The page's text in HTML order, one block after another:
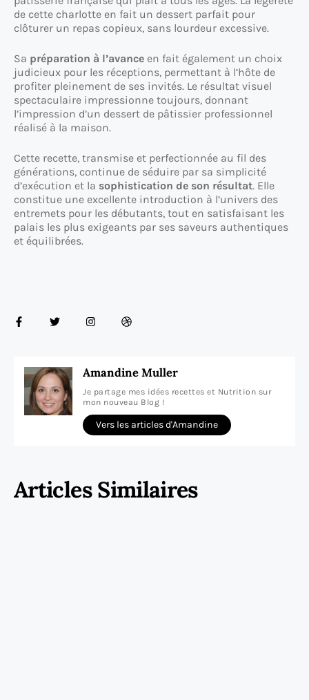
de cette charlotte en fait un dessert parfait pour
clôturer un repas copieux, sans lourdeur excessive.
Sa préparation à l’avance en fait également un choix
judicieux pour les réceptions, permettant à l’hôte de
profiter pleinement de ses invités. Le résultat visuel
spectaculaire impressionne toujours, donnant
l’impression d’un dessert de pâtissier professionnel
réalisé à la maison.
Cette recette, transmise et perfectionnée au fil des
générations, continue de séduire par sa simplicité
d’exécution et la sophistication de son résultat. Elle
constitue une excellente introduction à l’univers des
entremets pour les débutants, tout en satisfaisant les
palais les plus exigeants par ses saveurs authentiques
et équilibrées.
Amandine Muller
Je partage mes idées recettes et Nutrition sur
mon nouveau Blog !
Vers les articles d'Amandine
Articles Similaires